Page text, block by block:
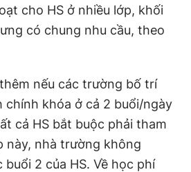
cho HS ở nhiều lớp, khối
có chung nhu cầu, theo
nếu các trường bố trí
chính khóa ở cả 2 buổi/ngày
cả HS bắt buộc phải tham
này, nhà trường không
2 của HS. Về học phí